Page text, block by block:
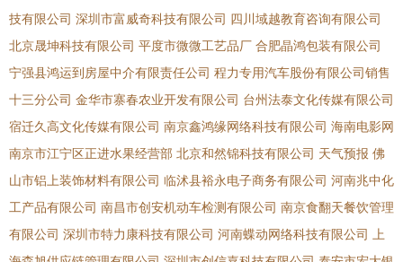
技有限公司 深圳市富威奇科技有限公司 四川域越教育咨询有限公司
北京晟坤科技有限公司 平度市微微工艺品厂 合肥晶鸿包装有限公司
宁强县鸿运到房屋中介有限责任公司 程力专用汽车股份有限公司销售
十三分公司 金华市寨春农业开发有限公司 台州法泰文化传媒有限公司
宿迁久高文化传媒有限公司 南京鑫鸿缘网络科技有限公司 海南电影网
南京市江宁区正进水果经营部 北京和然锦科技有限公司 天气预报 佛
山市铝上装饰材料有限公司 临沭县裕永电子商务有限公司 河南兆中化
工产品有限公司 南昌市创安机动车检测有限公司 南京食翻天餐饮管理
有限公司 深圳市特力康科技有限公司 河南蝶动网络科技有限公司
上